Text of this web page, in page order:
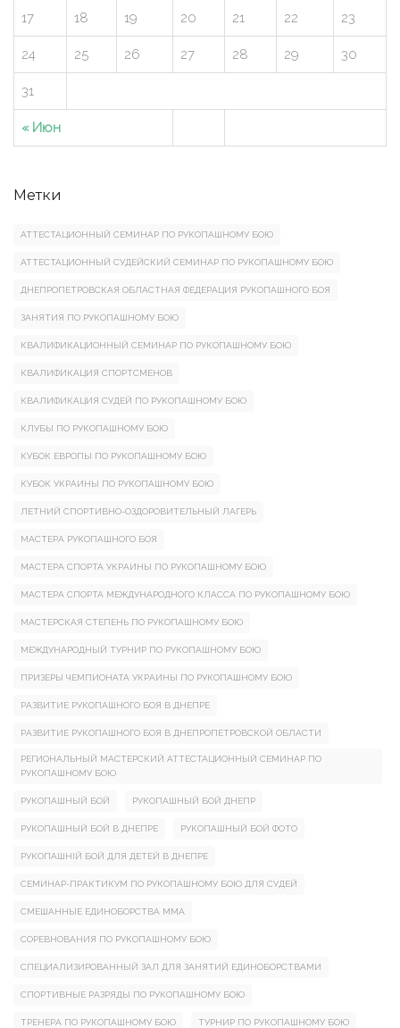
« Июн
17 18 19 20 21 22 23
24 25 26 27 28 29 30
31
Метки
АТТЕСТАЦИОННЫЙ СЕМИНАР ПО РУКОПАШНОМУ БОЮ
АТТЕСТАЦИОННЫЙ СУДЕЙСКИЙ СЕМИНАР ПО РУКОПАШНОМУ БОЮ
ДНЕПРОПЕТРОВСКАЯ ОБЛАСТНАЯ ФЕДЕРАЦИЯ РУКОПАШНОГО БОЯ
ЗАНЯТИЯ ПО РУКОПАШНОМУ БОЮ
КВАЛИФИКАЦИОННЫЙ СЕМИНАР ПО РУКОПАШНОМУ БОЮ
КВАЛИФИКАЦИЯ СПОРТСМЕНОВ
КВАЛИФИКАЦИЯ СУДЕЙ ПО РУКОПАШНОМУ БОЮ
КЛУБЫ ПО РУКОПАШНОМУ БОЮ
КУБОК ЕВРОПЫ ПО РУКОПАШНОМУ БОЮ
КУБОК УКРАИНЫ ПО РУКОПАШНОМУ БОЮ
ЛЕТНИЙ СПОРТИВНО-ОЗДОРОВИТЕЛЬНЫЙ ЛАГЕРЬ
МАСТЕРА РУКОПАШНОГО БОЯ
МАСТЕРА СПОРТА УКРАИНЫ ПО РУКОПАШНОМУ БОЮ
МАСТЕРА СПОРТА МЕЖДУНАРОДНОГО КЛАССА ПО РУКОПАШНОМУ БОЮ
МАСТЕРСКАЯ СТЕПЕНЬ ПО РУКОПАШНОМУ БОЮ
МЕЖДУНАРОДНЫЙ ТУРНИР ПО РУКОПАШНОМУ БОЮ
ПРИЗЕРЫ ЧЕМПИОНАТА УКРАИНЫ ПО РУКОПАШНОМУ БОЮ
РАЗВИТИЕ РУКОПАШНОГО БОЯ В ДНЕПРЕ
РАЗВИТИЕ РУКОПАШНОГО БОЯ В ДНЕПРОПЕТРОВСКОЙ ОБЛАСТИ
РЕГИОНАЛЬНЫЙ МАСТЕРСКИЙ АТТЕСТАЦИОННЫЙ СЕМИНАР ПО
РУКОПАШНОМУ БОЮ
РУКОПАШНЫЙ БОЙ РУКОПАШНЫЙ БОЙ ДНЕПР
РУКОПАШНЫЙ БОЙ В ДНЕПРЕ РУКОПАШНЫЙ БОЙ ФОТО
РУКОПАШНІЙ БОЙ ДЛЯ ДЕТЕЙ В ДНЕПРЕ
СЕМИНАР-ПРАКТИКУМ ПО РУКОПАШНОМУ БОЮ ДЛЯ СУДЕЙ
СМЕШАННЫЕ ЕДИНОБОРСТВА ММА
СОРЕВНОВАНИЯ ПО РУКОПАШНОМУ БОЮ
СПЕЦИАЛИЗИРОВАННЫЙ ЗАЛ ДЛЯ ЗАНЯТИЙ ЕДИНОБОРСТВАМИ
СПОРТИВНЫЕ РАЗРЯДЫ ПО РУКОПАШНОМУ БОЮ
ТРЕНЕРА ПО РУКОПАШНОМУ БОЮ ТУРНИР ПО РУКОПАШНОМУ БОЮ